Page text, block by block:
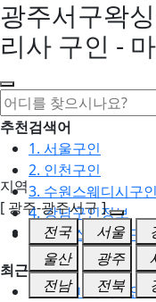
광주서구왁
리사 구인 -
추천검색어
1. 서울구인
2. 인천구인
3. 수원스웨디시구인
4. 강남구인정보
5. 동탄스웨디시구
최근검색어
1. 일산마사지구인
지역
[ 광주-광주서구 ]
전국
서울
울산
광주
전남
전북